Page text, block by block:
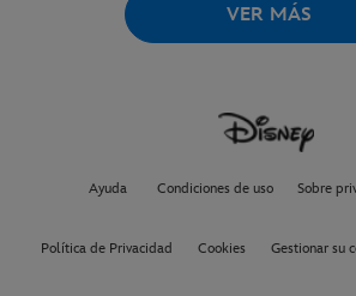
VER MÁS
Ayuda Condiciones de uso Sobre
Política de Privacidad Cookies Gestionar su